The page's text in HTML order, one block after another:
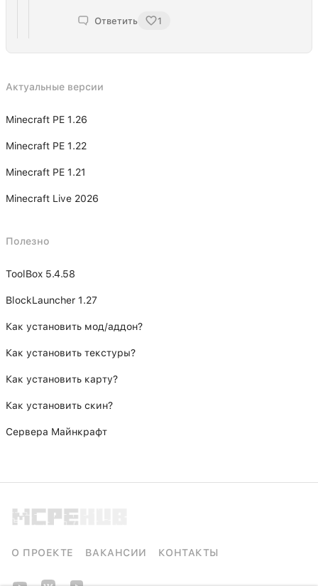
Ответить 1
Актуальные версии
Minecraft PE 1.26
Minecraft PE 1.22
Minecraft PE 1.21
Minecraft Live 2026
Полезно
ToolBox 5.4.58
BlockLauncher 1.27
Как установить мод/аддон?
Как установить текстуры?
Как установить карту?
Как установить скин?
Сервера Майнкрафт
О ПРОЕКТЕ ВАКАНСИИ КОНТАКТЫ